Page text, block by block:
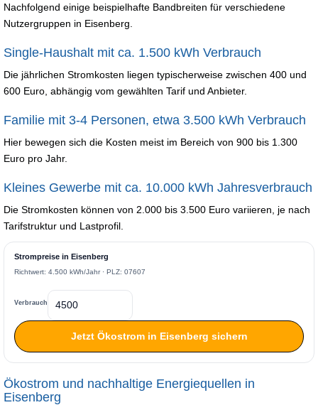
Nachfolgend einige beispielhafte Bandbreiten für verschiedene
Nutzergruppen in Eisenberg.
Single-Haushalt mit ca. 1.500 kWh Verbrauch
Die jährlichen Stromkosten liegen typischerweise zwischen 400 und
600 Euro, abhängig vom gewählten Tarif und Anbieter.
Familie mit 3-4 Personen, etwa 3.500 kWh Verbrauch
Hier bewegen sich die Kosten meist im Bereich von 900 bis 1.300
Euro pro Jahr.
Kleines Gewerbe mit ca. 10.000 kWh Jahresverbrauch
Die Stromkosten können von 2.000 bis 3.500 Euro variieren, je nach
Tarifstruktur und Lastprofil.
Strompreise in Eisenberg
Richtwert: 4.500 kWh/Jahr · PLZ: 07607
Verbrauch
Jetzt Ökostrom in Eisenberg sichern
Ökostrom und nachhaltige Energiequellen in
Eisenberg